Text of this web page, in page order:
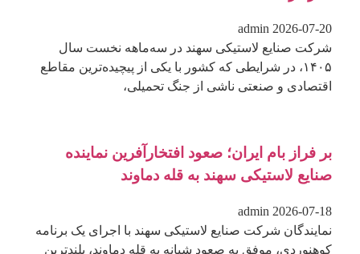
admin 2026-07-20
شرکت صنایع لاستیکی سهند در سه‌ماهه نخست سال
۱۴۰۵، در شرایطی که کشور با یکی از پیچیده‌ترین مقاطع
اقتصادی و صنعتی ناشی از جنگ تحمیلی،
بر فراز بام ایران؛ صعود افتخارآفرین نماینده
صنایع لاستیکی سهند به قله دماوند
admin 2026-07-18
نمایندگان شرکت صنایع لاستیکی سهند با اجرای یک برنامه
کوهنوردی، موفق به صعود شبانه به قله دماوند، بلندترین